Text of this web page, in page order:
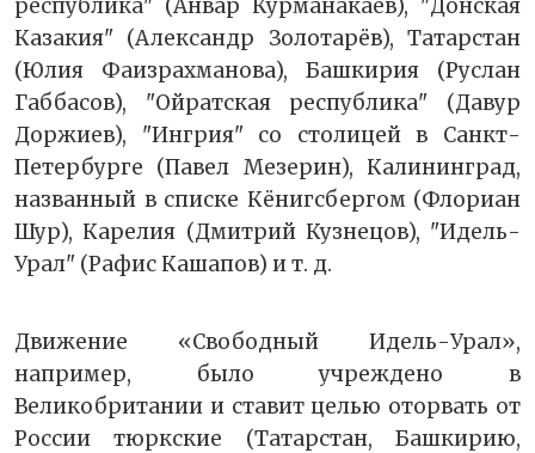
республика" (Анвар Курманакаев), "Донская
Казакия" (Александр Золотарёв), Татарстан
(Юлия Фаизрахманова), Башкирия (Руслан
Габбасов), "Ойратская республика" (Давур
Доржиев), "Ингрия" со столицей в Санкт-
Петербурге (Павел Мезерин), Калининград,
названный в списке Кёнигсбергом (Флориан
Шур), Карелия (Дмитрий Кузнецов), "Идель-
Урал" (Рафис Кашапов) и т. д.
Движение «Свободный Идель-Урал»,
например, было учреждено в
Великобритании и ставит целью оторвать от
России тюркские (Татарстан, Башкирию,